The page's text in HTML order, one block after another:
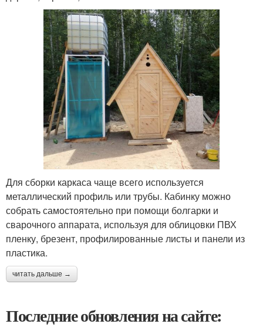
Для сборки каркаса чаще всего используется
металлический профиль или трубы. Кабинку можно
собрать самостоятельно при помощи болгарки и
сварочного аппарата, используя для облицовки ПВХ
пленку, брезент, профилированные листы и панели из
пластика.
читать дальше →
Последние обновления на сайте: